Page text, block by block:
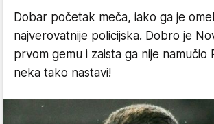
Dobar početak meča, iako ga je
najverovatnije policijska. Dobro je
prvom gemu i zaista ga nije namučio
neka tako nastavi!